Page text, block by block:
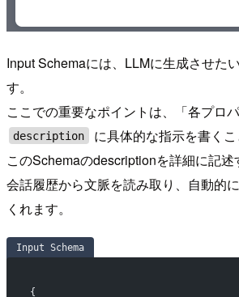
Input Schemaには、LLMに生成させた
す。
ここでの重要なポイントは、「各プロ
description
に具体的な指示を書くこ
このSchemaのdescriptionを詳細に記
会話履歴から文脈を読み取り、自動的
くれます。
Input Schema
{